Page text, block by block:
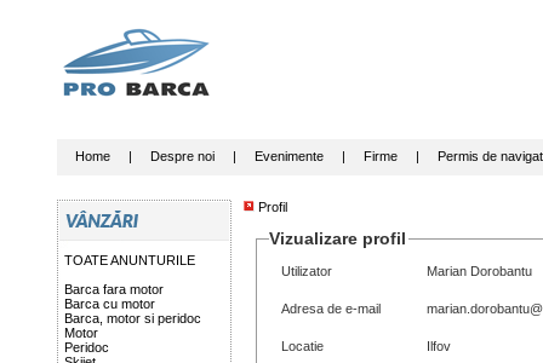
Home| Despre noi| Evenimente| Firme| Permis de
TOATE ANUNTURILE
Barca fara motor
Barca cu motor
Barca, motor si peridoc
Motor
Peridoc
Profil
Vizualizare profil
Utilizator Marian Dorobantu
Adresa de e-mail
Locatie Ilfov